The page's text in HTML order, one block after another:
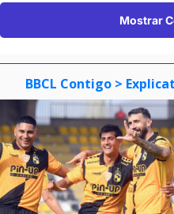
Mostrar
BBCL Contigo >